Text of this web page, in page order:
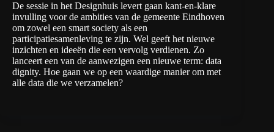
De sessie in het Designhuis levert gaan kant-en-klare
invulling voor de ambities van de gemeente Eindhoven
om zowel een smart society als een
participatiesamenleving te zijn. Wel geeft het nieuwe
inzichten en ideeën die een vervolg verdienen. Zo
lanceert een van de aanwezigen een nieuwe term: data
dignity. Hoe gaan we op een waardige manier om met
alle data die we verzamelen?